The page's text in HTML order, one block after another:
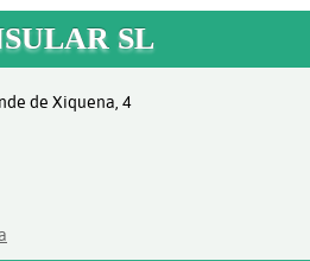
SL
de Xiquena, 4